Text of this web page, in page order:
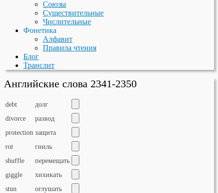
Союзы
Существительные
Числительные
Фонетика
Алфавит
Правила чтения
Блог
Транслит
Английские слова 2341-2350
debt
долг
divorce
развод
protection защита
rot
гниль
shuffle
перемещать
giggle
хихикать
stun
оглушать